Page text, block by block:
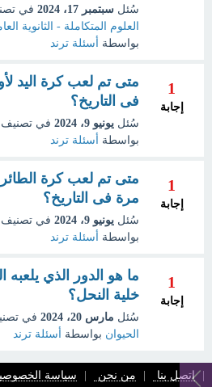
سُئل سبتمبر 17، 2024
في
العلوم المتكاملة - الثانوية
بواسطة أسئلة ترند
1
إجابة
متى تم لعب كرة اليد
فى التاريخ؟
سُئل يونيو 9، 2024 في تصنيف
بواسطة أسئلة ترند
1
إجابة
متى تم لعب كرة
مرة فى التاريخ؟
سُئل يونيو 9، 2024 في تصنيف
بواسطة أسئلة ترند
1
إجابة
ما هو الدور الذي يلعبه
خلية النحل؟
سُئل مارس 20، 2024 في
الحيوان بواسطة أسئلة ترند
اتصل بنا من نحن سياسة